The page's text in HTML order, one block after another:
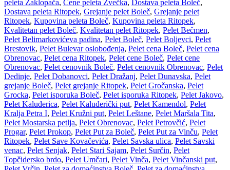
peleta Zaklopača, Cene peleta Zvečka, Dostava peleta Boleč,
Dostava peleta Ritopek, Grejanje pelet Boleč, Grejanje pelet
Ritopek, Kupovina peleta Boleč, Kupovina peleta Ritopek,
Kvalitetan pelet Boleč, Kvalitetan pelet Ritopek, Pelet Bečmen,
Pelet Belimarkovićeva padina, Pelet Boleč, Pelet Boljevci, Pelet
Brestovik, Pelet Bulevar oslobođenja, Pelet cena Boleč, Pelet cena
Obrenovac, Pelet cena Ritopek, Pelet cene Boleč, Pelet cene
Obrenovac, Pelet cenovnik Boleč, Pelet cenovnik Obrenovac, Pelet
Dedinje, Pelet Dobanovci, Pelet Dražanj, Pelet Dunavska, Pelet
grejanje Boleč, Pelet grejanje Ritopek, Pelet Gročanska, Pelet
Grocka, Pelet isporuka Boleč, Pelet isporuka Ritopek, Pelet Jakovo,
Pelet Kaluđerica, Pelet Kaluđerički put, Pelet Kamendol, Pelet
Kralja Petra I, Pelet Kružni put, Pelet Leštane, Pelet Maršala Tita,
Pelet Mostarska petlja, Pelet Obrenovac, Pelet Petrovčić, Pelet
Progar, Pelet Prokop, Pelet Put za Boleč, Pelet Put za Vinču, Pelet
Ritopek, Pelet Save Kovačevića, Pelet Savska ulica, Pelet Savski
venac, Pelet Senjak, Pelet Stari Sajam, Pelet Surčin, Pelet
Topčidersko brdo, Pelet Umčari, Pelet Vinča, Pelet Vinčanski put,